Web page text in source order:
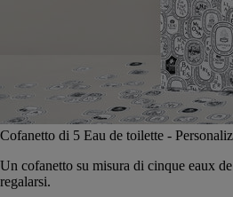
Cofanetto di 5 Eau de toilette -
Un cofanetto su misura di cinque eaux
regalarsi.